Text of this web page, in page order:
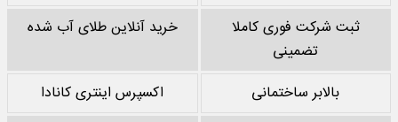
ثبت شرکت فوری کاملا
تضمینی
خرید آنلاین طلای آب شده
بالابر ساختمانی
اکسپرس اینتری کانادا